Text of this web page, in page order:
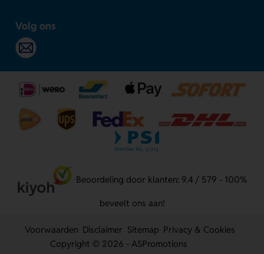
Volg ons
Beoordeling door klanten: 9.4 / 579 - 100%
beveelt ons aan!
Voorwaarden Disclaimer Sitemap Privacy & Cookies
Copyright © 2026 - ASPromotions